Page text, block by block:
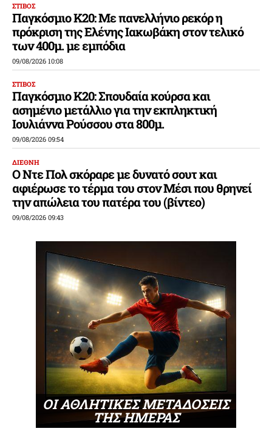
ΣΤΙΒΟΣ
Παγκόσμιο Κ20: Με πανελλήνιο ρεκόρ η
πρόκριση της Ελένης Ιακωβάκη στον τελικό
των 400μ. με εμπόδια
09/08/2026 10:08
ΣΤΙΒΟΣ
Παγκόσμιο Κ20: Σπουδαία κούρσα και
ασημένιο μετάλλιο για την εκπληκτική
Ιουλιάννα Ρούσσου στα 800μ.
09/08/2026 09:54
ΔΙΕΘΝΗ
Ο Ντε Πολ σκόραρε με δυνατό σουτ και
αφιέρωσε το τέρμα του στον Μέσι που θρηνεί
την απώλεια του πατέρα του (βίντεο)
09/08/2026 09:43
ΟΙ ΑΘΛΗΤΙΚΕΣ ΜΕΤΑΔΟΣΕΙΣ
ΤΗΣ ΗΜΕΡΑΣ